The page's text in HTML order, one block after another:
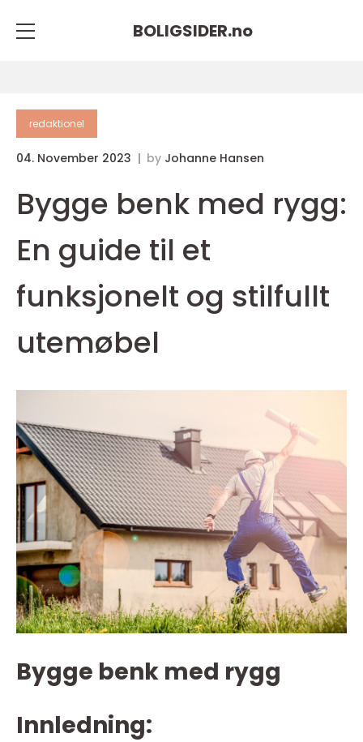
BOLIGSIDER.no
redaktionel
04. November 2023 by Johanne Hansen
Bygge benk med rygg:
En guide til et
funksjonelt og stilfullt
utemøbel
Bygge benk med rygg
Innledning: